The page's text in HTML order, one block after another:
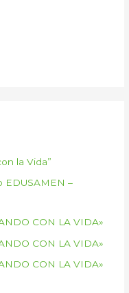
la Vida”
EDUSAMEN –
CON LA VIDA»
CON LA VIDA»
CON LA VIDA»